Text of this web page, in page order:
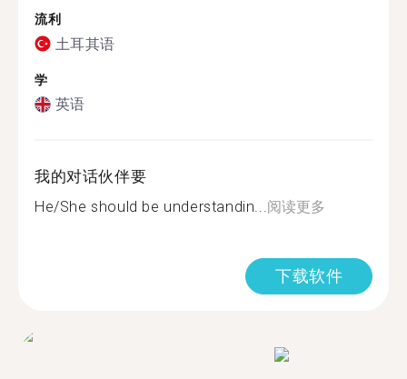
流利
土耳其语
学
英语
我的对话伙伴要
He/She should be understandin...阅读更多
下载软件